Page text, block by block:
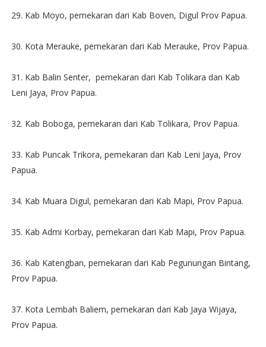
29. Kab Moyo, pemekaran dari Kab Boven, Digul Prov Papua.
30. Kota Merauke, pemekaran dari Kab Merauke, Prov Papua.
31. Kab Balin Senter, pemekaran dari Kab Tolikara dan Kab
Leni Jaya, Prov Papua.
32. Kab Boboga, pemekaran dari Kab Tolikara, Prov Papua.
33. Kab Puncak Trikora, pemekaran dari Kab Leni Jaya, Prov
Papua.
34. Kab Muara Digul, pemekaran dari Kab Mapi, Prov Papua.
35. Kab Admi Korbay, pemekaran dari Kab Mapi, Prov Papua.
36. Kab Katengban, pemekaran dari Kab Pegunungan Bintang,
Prov Papua.
37. Kota Lembah Baliem, pemekaran dari Kab Jaya Wijaya,
Prov Papua.